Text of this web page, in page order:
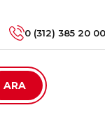
0 (312) 385 20 00
ARA